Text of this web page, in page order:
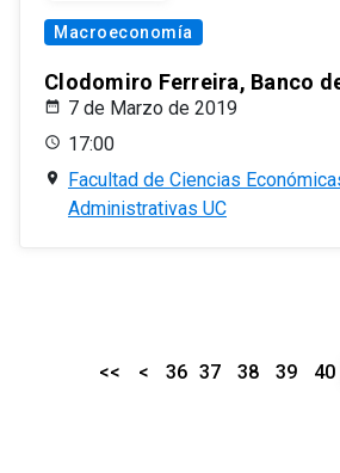
Macroeconomía
Clodomiro Ferreira, Banco
7 de Marzo de 2019
17:00
Facultad de Ciencias
Administrativas UC
<< < 36 37 38 39 40